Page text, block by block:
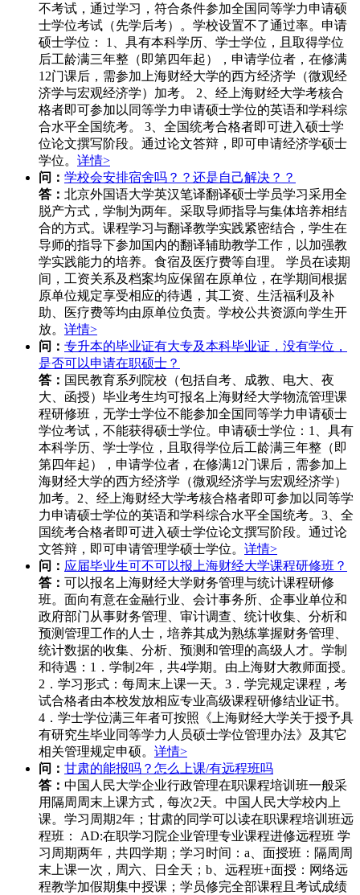
不考试，通过学习，符合条件参加全国同等学力申请硕
士学位考试（先学后考）。学校设置不了通过率。申请
硕士学位： 1、具有本科学历、学士学位，且取得学位
后工龄满三年整（即第四年起），申请学位者，在修满
12门课后，需参加上海财经大学的西方经济学（微观经
济学与宏观经济学）加考。 2、经上海财经大学考核合
格者即可参加以同等学力申请硕士学位的英语和学科综
合水平全国统考。 3、全国统考合格者即可进入硕士学
位论文撰写阶段。通过论文答辩，即可申请经济学硕士
学位。 详情>
问： 学校会安排宿舍吗？？还是自己解决？？
答： 北京外国语大学英汉笔译翻译硕士学员学习采用全
脱产方式，学制为两年。采取导师指导与集体培养相结
合的方式。课程学习与翻译教学实践紧密结合，学生在
导师的指导下参加国内的翻译辅助教学工作，以加强教
学实践能力的培养。食宿及医疗费等自理。 学员在读期
间，工资关系及档案均应保留在原单位，在学期间根据
原单位规定享受相应的待遇，其工资、生活福利及补
助、医疗费等均由原单位负责。学校公共资源向学生开
放。 详情>
问： 专升本的毕业证有大专及本科毕业证，没有学位，
是否可以申请在职硕士？
答： 国民教育系列院校（包括自考、成教、电大、夜
大、函授）毕业考生均可报名上海财经大学物流管理课
程研修班，无学士学位不能参加全国同等学力申请硕士
学位考试，不能获得硕士学位。申请硕士学位：1、具有
本科学历、学士学位，且取得学位后工龄满三年整（即
第四年起），申请学位者，在修满12门课后，需参加上
海财经大学的西方经济学（微观经济学与宏观经济学）
加考。2、经上海财经大学考核合格者即可参加以同等学
力申请硕士学位的英语和学科综合水平全国统考。3、全
国统考合格者即可进入硕士学位论文撰写阶段。通过论
文答辩，即可申请管理学硕士学位。 详情>
问： 应届毕业生可不可以报上海财经大学课程研修班？
答： 可以报名上海财经大学财务管理与统计课程研修
班。面向有意在金融行业、会计事务所、企事业单位和
政府部门从事财务管理、审计调查、统计收集、分析和
预测管理工作的人士，培养其成为熟练掌握财务管理、
统计数据的收集、分析、预测和管理的高级人才。学制
和待遇：1．学制2年，共4学期。由上海财大教师面授。
2．学习形式：每周末上课一天。3．学完规定课程，考
试合格者由本校发放相应专业高级课程研修结业证书。
4．学士学位满三年者可按照《上海财经大学关于授予具
有研究生毕业同等学力人员硕士学位管理办法》及其它
相关管理规定申硕。 详情>
问： 甘肃的能报吗？怎么上课/有远程班吗
答： 中国人民大学企业行政管理在职课程培训班一般采
用隔周周末上课方式，每次2天。中国人民大学校内上
课。学习周期2年；甘肃的同学可以读在职课程培训班远
程班： AD:在职学习院企业管理专业课程进修远程班 学
习周期两年，共四学期；学习时间：a、面授班：隔周周
末上课一次，周六、日全天；b、远程班+面授：网络远
程教学加假期集中授课；学员修完全部课程且考试成绩